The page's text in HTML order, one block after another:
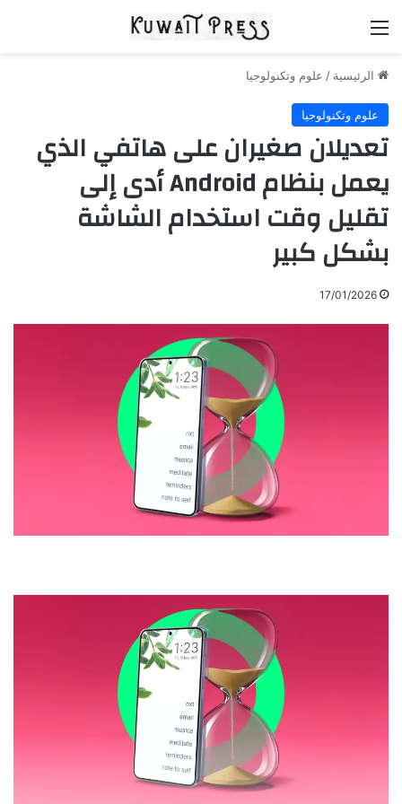
الرئيسية / علوم وتكنولوجيا
علوم وتكنولوجيا
تعديلان صغيران على هاتفي الذي
يعمل بنظام Android أدى إلى
تقليل وقت استخدام الشاشة
بشكل كبير
17/01/2026